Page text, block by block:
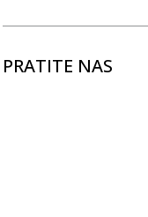
PRATITE NAS